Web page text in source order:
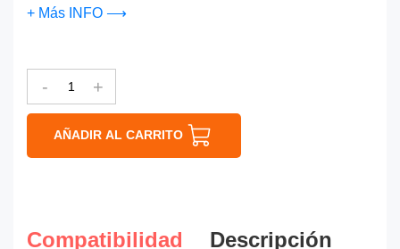
+ Más INFO ⟶
- +
AÑADIR AL CARRITO
Compatibilidad
Descripción